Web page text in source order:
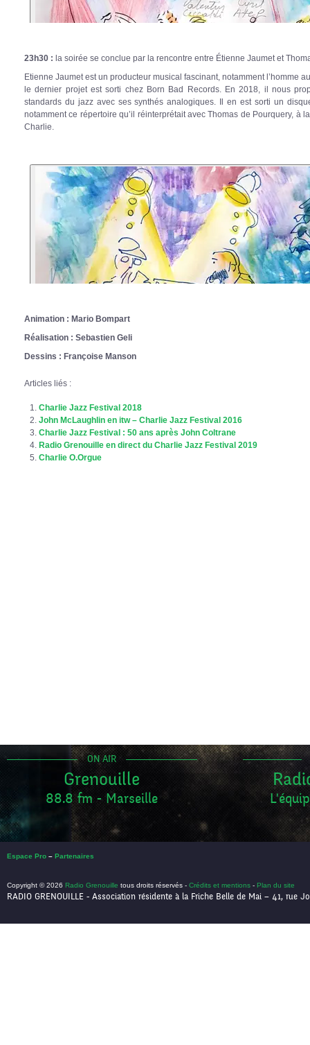
23h30 : la soirée se conclue par la rencontre entre Étienne Jaumet et
Etienne Jaumet est un producteur musical fascinant, notamment l’homme
le dernier projet est sorti chez Born Bad Records. En 2018, il nous
standards du jazz avec ses synthés analogiques. Il en est sorti un
notamment ce répertoire qu’il réinterprétait avec Thomas de Pourquery, à
Charlie.
Animation : Mario Bompart
Réalisation : Sebastien Geli
Dessins : Françoise Manson
Articles liés :
Charlie Jazz Festival 2018
John McLaughlin en itw – Charlie Jazz Festival 2016
Charlie Jazz Festival : 50 ans après John Coltrane
Radio Grenouille en direct du Charlie Jazz Festival 2019
Charlie O.Orgue
ON AIR
Grenouille
88.8 fm - Marseille
Espace Pro – Partenaires
Copyright © 2026 Radio Grenouille tous droits réservés - Crédits et mentions - Plan du site
RADIO GRENOUILLE - Association résidente à la Friche Belle de Mai – 41, rue